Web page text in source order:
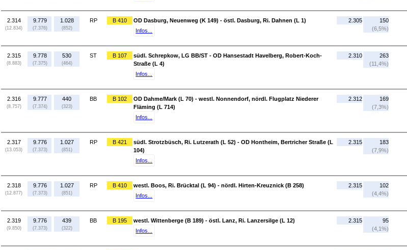
2.314
(12.834)
9.779
(7.376)
1.028
(852)
RP B 410
OD Dasburg, Neuenweg (K 149) - östl. Dasburg, Ri. Dahnen (L 1)
Infos...
2.305
150
(6,5%)
2.315
(8.883)
9.778
(7.375)
530
(464)
ST B 107
südl. Schrepkow, LG BB/ST - OD Hansestadt Havelberg, Robert-Koch-
Straße (L 4)
Infos...
2.310
263
(11,4%)
2.316
(8.757)
9.777
(7.374)
440
(323)
BB B 102
OD Dahme/Mark (L 70) - westl. Nonnendorf, nördl. Flugplatz Niederer
Fläming (L 714)
Infos...
2.312
169
(7,3%)
2.317
(13.053)
9.776
(7.373)
1.027
(851)
RP B 421
südl. Strotzbüsch, Ri. Lutzerath (L 52) - OD Hontheim, Bertricher Straße (L
104)
Infos...
2.315
183
(7,9%)
2.318
(12.877)
9.776
(7.373)
1.027
(851)
RP B 410
westl. Boos, Ri. Brücktal (L 94) - nördl. Hirten-Kreuznick (B 258)
Infos...
2.315
102
(4,4%)
2.319
(9.850)
9.776
(7.373)
439
(322)
BB B 195
westl. Wittenberge (B 189) - östl. Lanz, Ri. Lanzersilge (L 12)
Infos...
2.315
95
(4,1%)